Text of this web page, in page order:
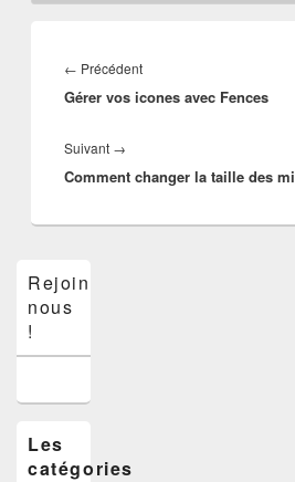
de
l’article
← PrécédentArticle
précédent :
Gérer vos icones avec Fences
Suivant →Article
suivant :
Comment changer la taille des
principale
de
widget
latérale
Rejoins-
nous
!
Les
catégories